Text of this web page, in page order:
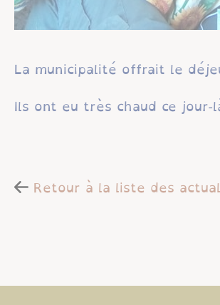
La municipalité offrait le
Ils ont eu très chaud ce
Retour à la liste des